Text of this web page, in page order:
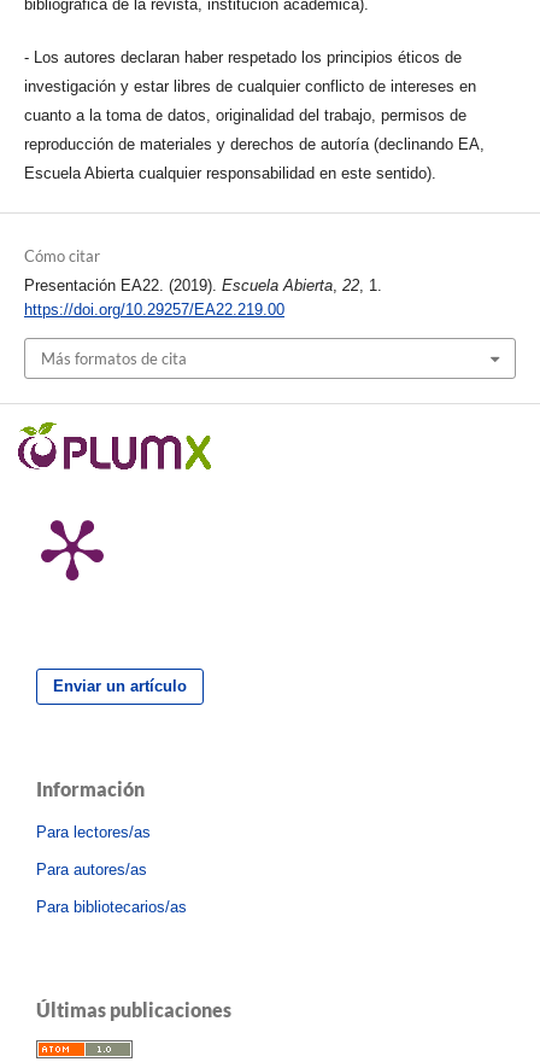
bibliográfica de la revista, institución académica).
- Los autores declaran haber respetado los principios éticos de
investigación y estar libres de cualquier conflicto de intereses en
cuanto a la toma de datos, originalidad del trabajo, permisos de
reproducción de materiales y derechos de autoría (declinando EA,
Escuela Abierta cualquier responsabilidad en este sentido).
Cómo citar
Presentación EA22. (2019). Escuela Abierta, 22, 1.
https://doi.org/10.29257/EA22.219.00
Más formatos de cita
Enviar un artículo
Información
Para lectores/as
Para autores/as
Para bibliotecarios/as
Últimas publicaciones